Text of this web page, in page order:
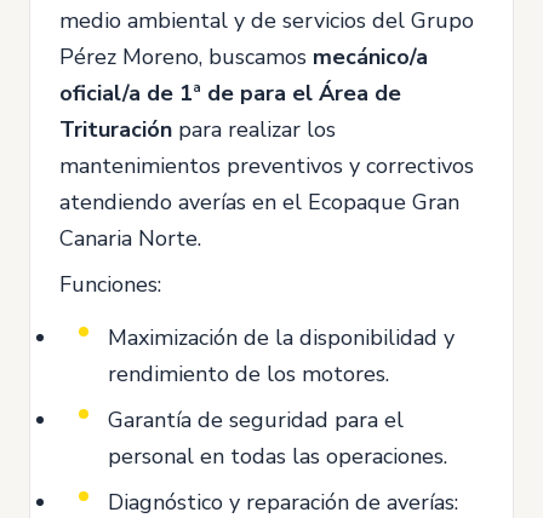
medio ambiental y de servicios del Grupo
Pérez Moreno, buscamos mecánico/a
oficial/a de 1ª de para el Área de
Trituración para realizar los
mantenimientos preventivos y correctivos
atendiendo averías en el Ecopaque Gran
Canaria Norte.
Funciones:
Maximización de la disponibilidad y
rendimiento de los motores.
Garantía de seguridad para el
personal en todas las operaciones.
Diagnóstico y reparación de averías: